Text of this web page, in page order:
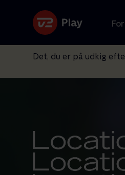
Det, du er på udkig